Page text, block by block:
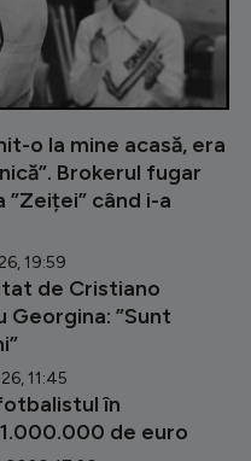
o la mine acasă, era
Brokerul fugar
când i-a
19:59
de Cristiano
Georgina: ”Sunt
11:45
în
de euro